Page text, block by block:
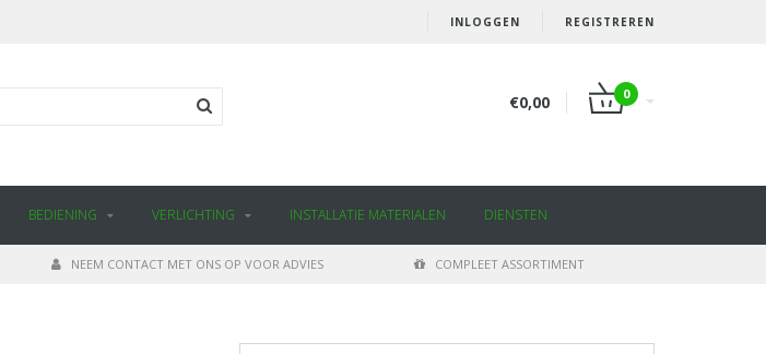
INLOGGEN REGISTREREN
€0,00 0
BEDIENING VERLICHTING INSTALLATIE MATERIALEN DIENSTEN
NEEM CONTACT MET ONS OP VOOR ADVIES COMPLEET ASSORTIMENT